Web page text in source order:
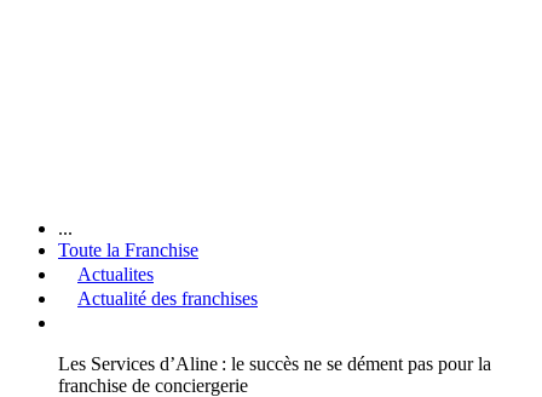
...
Toute la Franchise
Actualites
Actualité des franchises
Les Services d’Aline : le succès ne se dément pas pour la
franchise de conciergerie